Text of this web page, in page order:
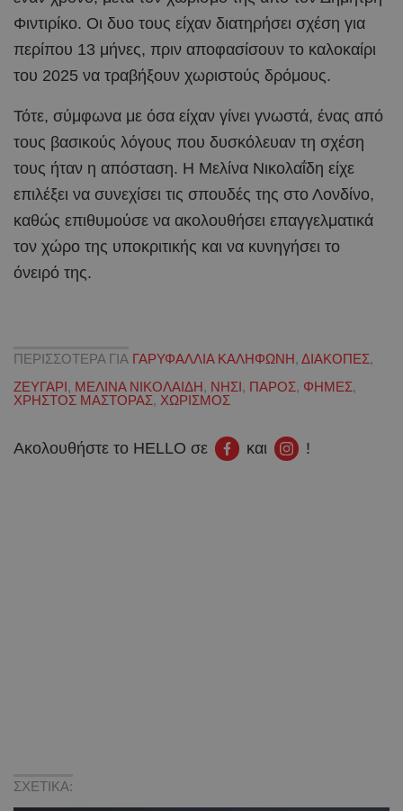
Φιντιρίκο. Οι δυο τους είχαν διατηρήσει σχέση για
περίπου 13 μήνες, πριν αποφασίσουν το καλοκαίρι
του 2025 να τραβήξουν χωριστούς δρόμους.
Τότε, σύμφωνα με όσα είχαν γίνει γνωστά, ένας από
τους βασικούς λόγους που δυσκόλευαν τη σχέση
τους ήταν η απόσταση. Η Μελίνα Νικολαΐδη είχε
επιλέξει να συνεχίσει τις σπουδές της στο Λονδίνο,
καθώς επιθυμούσε να ακολουθήσει επαγγελματικά
τον χώρο της υποκριτικής και να κυνηγήσει το
όνειρό της.
ΠΕΡΙΣΣΟΤΕΡΑ ΓΙΑ ΓΑΡΥΦΑΛΛΙΑ ΚΑΛΗΦΩΝΗ, ΔΙΑΚΟΠΕΣ,
ΖΕΥΓΑΡΙ, ΜΕΛΙΝΑ ΝΙΚΟΛΑΙΔΗ, ΝΗΣΙ, ΠΑΡΟΣ, ΦΗΜΕΣ,
ΧΡΗΣΤΟΣ ΜΑΣΤΟΡΑΣ, ΧΩΡΙΣΜΟΣ
Ακολουθήστε το HELLO σε και !
ΣΧΕΤΙΚΑ: